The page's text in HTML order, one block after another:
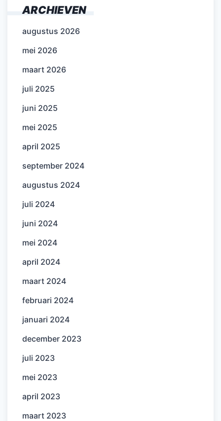
ARCHIEVEN
augustus 2026
mei 2026
maart 2026
juli 2025
juni 2025
mei 2025
april 2025
september 2024
augustus 2024
juli 2024
juni 2024
mei 2024
april 2024
maart 2024
februari 2024
januari 2024
december 2023
juli 2023
mei 2023
april 2023
maart 2023